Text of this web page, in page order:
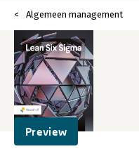
Algemeen management
Preview